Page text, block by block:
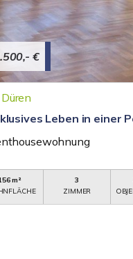
€
Düren
Leben in einer
m²
3
ZIMMER